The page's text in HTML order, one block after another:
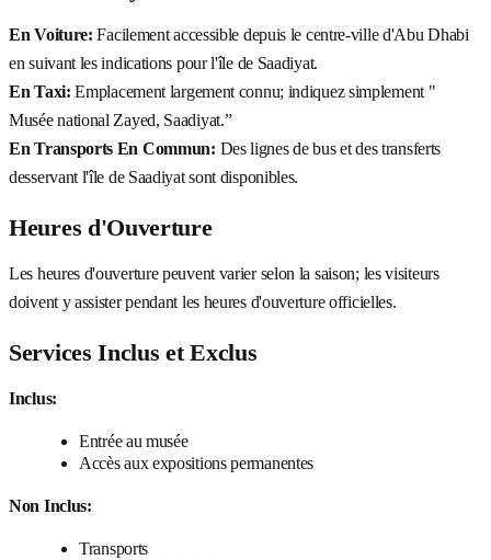
En Voiture: Facilement accessible depuis le centre-ville d'Abu Dhabi
en suivant les indications pour l'île de Saadiyat.
En Taxi: Emplacement largement connu; indiquez simplement "
Musée national Zayed, Saadiyat.”
En Transports En Commun: Des lignes de bus et des transferts
desservant l'île de Saadiyat sont disponibles.
Heures d'Ouverture
Les heures d'ouverture peuvent varier selon la saison; les visiteurs
doivent y assister pendant les heures d'ouverture officielles.
Services Inclus et Exclus
Inclus:
Entrée au musée
Accès aux expositions permanentes
Non Inclus:
Transports